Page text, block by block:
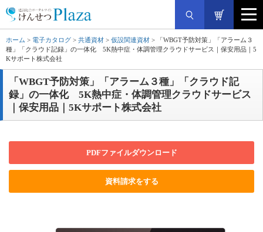
ホーム > 電子カタログ > 共通資材 > 仮設関連資材 > 「WBGT予防対策」「アラーム３
種」「クラウド記録」の一体化 5K熱中症・体調管理クラウドサービス｜保安用品｜5
Kサポート株式会社
「WBGT予防対策」「アラーム３種」「クラウド記
録」の一体化 5K熱中症・体調管理クラウドサービス
｜保安用品｜5Kサポート株式会社
PDFファイルダウンロード
資料請求をする